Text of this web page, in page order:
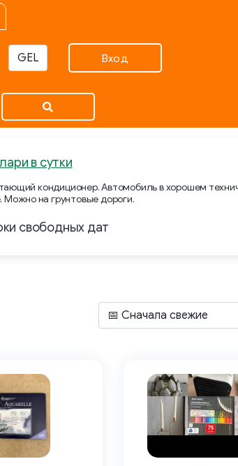
Вход
в сутки
кондиционер. Автомобиль в хорошем
Можно на грунтовые дороги.
свободных дат